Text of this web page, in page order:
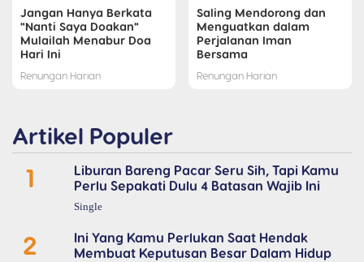
Jangan Hanya Berkata
"Nanti Saya Doakan"
Mulailah Menabur Doa
Hari Ini
Renungan Harian
Saling Mendorong dan
Menguatkan dalam
Perjalanan Iman
Bersama
Renungan Harian
Artikel Populer
1
Liburan Bareng Pacar Seru Sih, Tapi Kamu
Perlu Sepakati Dulu 4 Batasan Wajib Ini
Single
2
Ini Yang Kamu Perlukan Saat Hendak
Membuat Keputusan Besar Dalam Hidup